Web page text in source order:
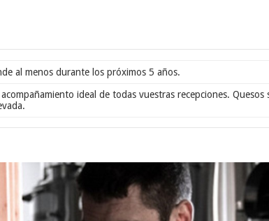
al menos durante los próximos 5 años.
ideal de todas vuestras recepciones. Quesos